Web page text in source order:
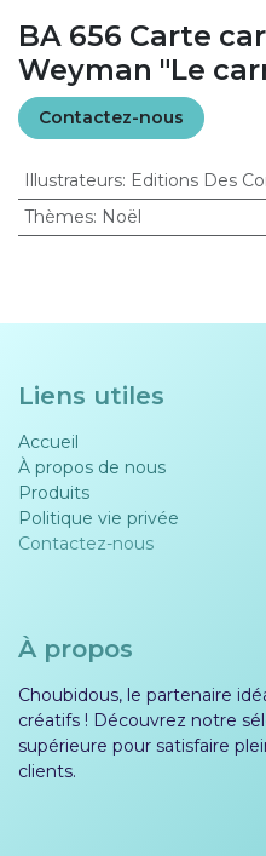
BA 656 Carte
Weyman "Le
Contactez-nous
Illustrateurs: Editions Des
Thèmes: Noël
Liens utiles
Accueil
À propos de nous
Produits
Politique vie privée​​
Contactez-nous
À propos
Choubidous, le partenaire
créatifs ! Découvrez notre
supérieure pour satisfaire
clients.